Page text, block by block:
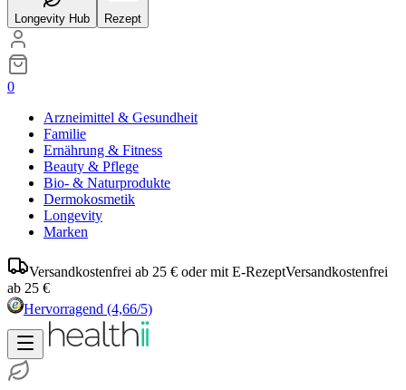
Longevity Hub Rezept
0
Arzneimittel & Gesundheit
Familie
Ernährung & Fitness
Beauty & Pflege
Bio- & Naturprodukte
Dermokosmetik
Longevity
Marken
Versandkostenfrei ab 25 € oder mit E-RezeptVersandkostenfrei
ab 25 €
Hervorragend (4,66/5)